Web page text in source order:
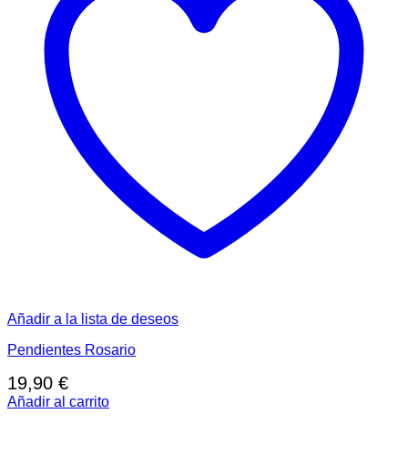
Añadir a la lista de deseos
Pendientes Rosario
19,90 €
Añadir al carrito